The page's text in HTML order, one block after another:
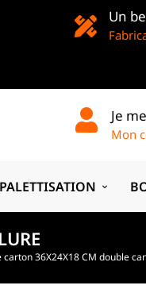
Un
Je
Mon
PALETTISATION
36X24X18 CM double